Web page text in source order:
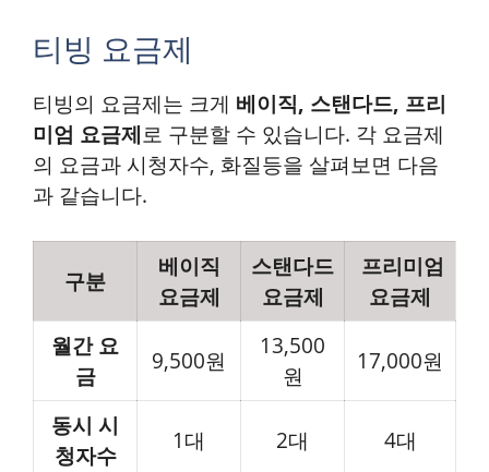
티빙 요금제
티빙의 요금제는 크게 베이직, 스탠다드, 프리
미엄 요금제로 구분할 수 있습니다. 각 요금제
의 요금과 시청자수, 화질등을 살펴보면 다음
과 같습니다.
구분
베이직
요금제
스탠다드
요금제
프리미엄
요금제
월간 요
금
9,500원
13,500
원
17,000원
동시 시
청자수
1대 2대 4대